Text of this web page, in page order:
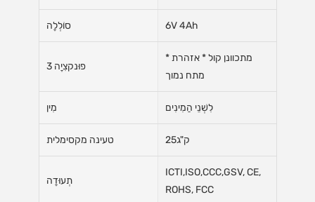
סוֹלְלָה 6V 4Ah
פוּנקצִיָה 3
* מתכוונן קול * אזהרת
מתח נמוך
מִין לִשְׁנֵי הַמִינִים
טעינה מקסימלית ק"ג25
תְעוּדָה
ICTI,ISO,CCC,GSV, CE,
ROHS, FCC